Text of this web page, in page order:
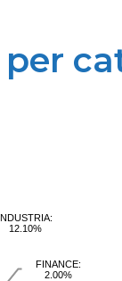
per
12.10%
FINANCE:
2.00%